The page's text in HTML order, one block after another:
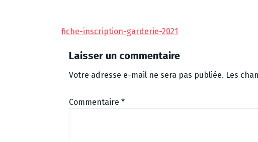
fiche-inscription-garderie-2021
Laisser un commentaire
Votre adresse e-mail ne sera pas publiée. Les
Commentaire *